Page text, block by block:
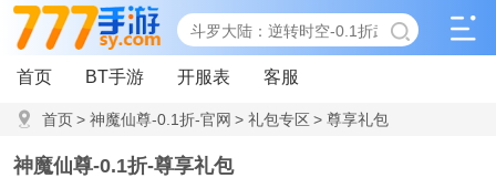
首页 BT手游 开服表 客服
首页> 神魔仙尊-0.1折-官网 > 礼包专区 > 尊享礼包
神魔仙尊-0.1折-尊享礼包